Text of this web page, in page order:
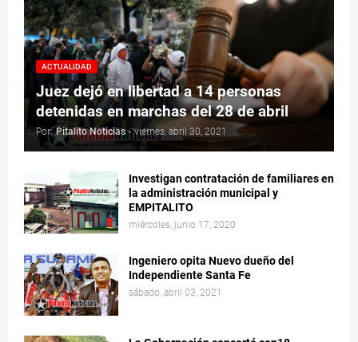
ACTUALIDAD
Juez dejó en libertad a 14 personas
detenidas en marchas del 28 de abril
Por: Pitalito Noticias - viernes, abril 30, 2021
Investigan contratación de familiares en
la administración municipal y
EMPITALITO
miércoles, junio 17, 2020
Ingeniero opita Nuevo dueño del
Independiente Santa Fe
sábado, abril 03, 2021